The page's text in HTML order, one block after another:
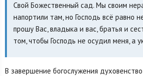
Свой Божественный сад. Мы своим
напортили там, но Господь всё равно
прошу Вас, владыка и вас, братья и
том, чтобы Господь не осудил меня, а
В завершение богослужения